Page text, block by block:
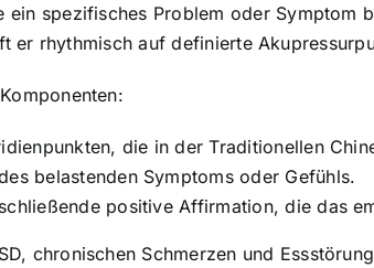
ein spezifisches Problem oder
rhythmisch auf definierte
die in der Traditionellen
belastenden Symptoms oder Gefühls.
positive Affirmation, die das
chronischen Schmerzen und